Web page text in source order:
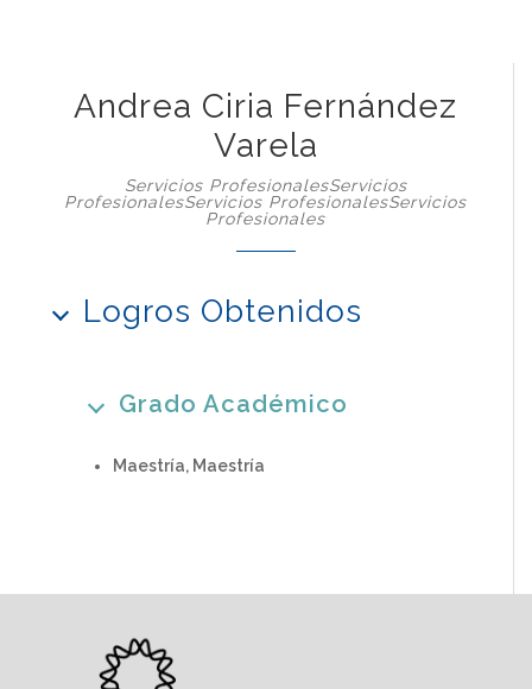
Andrea Ciria Fernández
Varela
Servicios ProfesionalesServicios
ProfesionalesServicios ProfesionalesServicios
Profesionales
Logros Obtenidos
Grado Académico
Maestría, Maestría